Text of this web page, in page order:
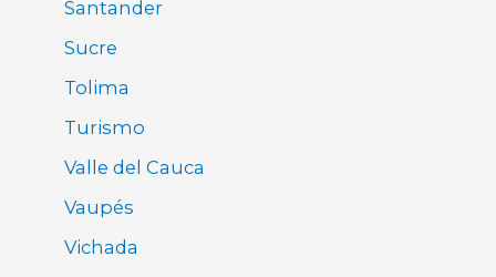
Santander
Sucre
Tolima
Turismo
Valle del Cauca
Vaupés
Vichada